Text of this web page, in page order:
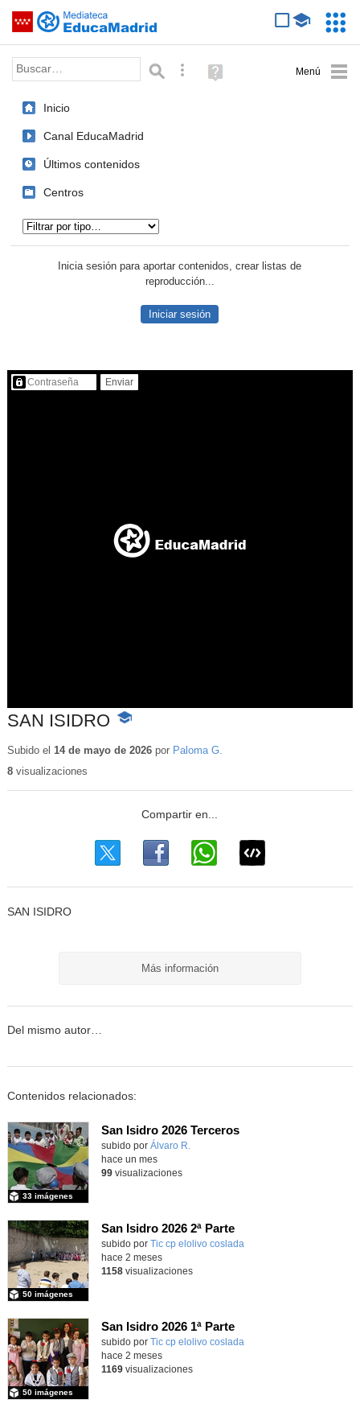
Saltar navegación
Palabra o frase: Búsqueda avanzada
Ayuda
(en
Inicio
Canal EducaMadrid
Últimos contenidos
Centros
Inicia sesión para aportar contenidos, crear listas de
reproducción...
Iniciar sesión
Contenido protegido…
SAN ISIDRO
-
educativo
Subido el 14 de mayo de 2026por Paloma G.
8visualizaciones
SAN ISIDRO
Más información
Del mismo autor…
Contenidos relacionados:
San Isidro 2026 Terceros
Contenido educativo.
subido por Álvaro R.
33 imágenes
hace un mes
99visualizaciones
San Isidro 2026 2ª Parte
subido por Tic cp elolivo coslada
50 imágenes
hace 2 meses
1158visualizaciones
San Isidro 2026 1ª Parte
subido por Tic cp elolivo coslada
50 imágenes
hace 2 meses
1169visualizaciones